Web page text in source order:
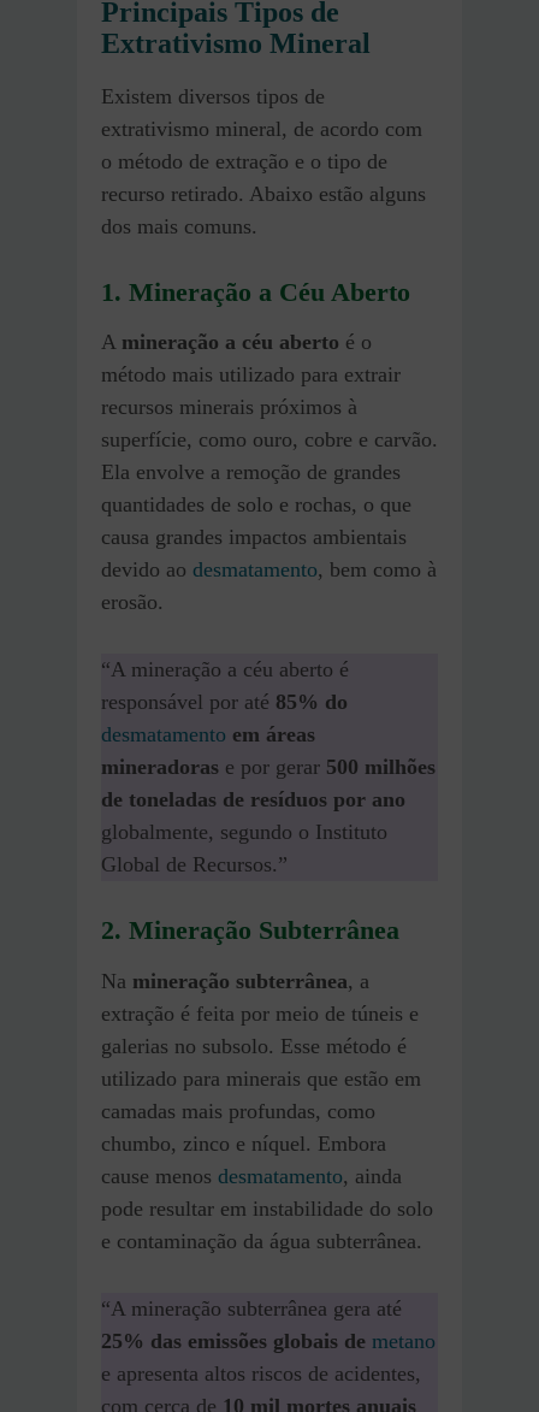
Principais Tipos de
Extrativismo Mineral
Existem diversos tipos de
extrativismo mineral, de acordo com
o método de extração e o tipo de
recurso retirado. Abaixo estão alguns
dos mais comuns.
1. Mineração a Céu Aberto
A mineração a céu aberto é o
método mais utilizado para extrair
recursos minerais próximos à
superfície, como ouro, cobre e carvão.
Ela envolve a remoção de grandes
quantidades de solo e rochas, o que
causa grandes impactos ambientais
devido ao desmatamento, bem como à
erosão.
“A mineração a céu aberto é
responsável por até 85% do
desmatamento em áreas
mineradoras e por gerar 500 milhões
de toneladas de resíduos por ano
globalmente, segundo o Instituto
Global de Recursos.”
2. Mineração Subterrânea
Na mineração subterrânea, a
extração é feita por meio de túneis e
galerias no subsolo. Esse método é
utilizado para minerais que estão em
camadas mais profundas, como
chumbo, zinco e níquel. Embora
cause menos desmatamento, ainda
pode resultar em instabilidade do solo
e contaminação da água subterrânea.
“A mineração subterrânea gera até
25% das emissões globais de metano
e apresenta altos riscos de acidentes,
com cerca de 10 mil mortes anuais